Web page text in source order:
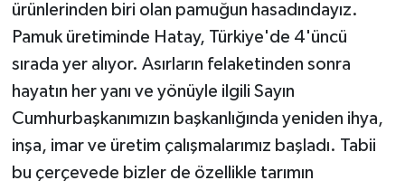
ürünlerinden biri olan pamuğun hasadındayız.
Pamuk üretiminde Hatay, Türkiye'de 4'üncü
sırada yer alıyor. Asırların felaketinden sonra
hayatın her yanı ve yönüyle ilgili Sayın
Cumhurbaşkanımızın başkanlığında yeniden ihya,
inşa, imar ve üretim çalışmalarımız başladı. Tabii
bu çerçevede bizler de özellikle tarımın